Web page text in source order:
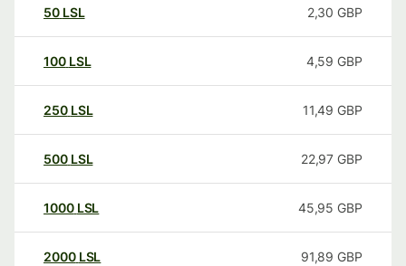
50 LSL 2,30 GBP
100 LSL 4,59 GBP
250 LSL 11,49 GBP
500 LSL 22,97 GBP
1000 LSL 45,95 GBP
2000 LSL 91,89 GBP